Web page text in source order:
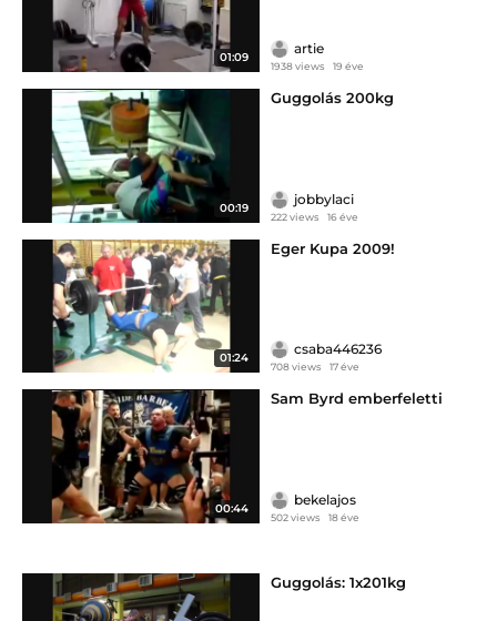
01:09
artie
1938 views 19 éve
00:19
Guggolás 200kg
jobbylaci
222 views 16 éve
01:24
Eger Kupa 2009!
csaba446236
708 views 17 éve
00:44
Sam Byrd emberfeletti
bekelajos
502 views 18 éve
Guggolás: 1x201kg